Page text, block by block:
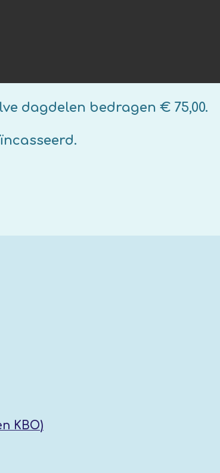
bedragen € 75,00.
KBO)